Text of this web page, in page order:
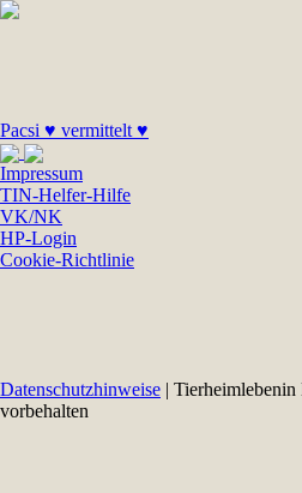
Pacsi ♥ vermittelt ♥
Impressum
TIN-Helfer-Hilfe
VK/NK
HP-Login
Cookie-Richtlinie
Datenschutzhinweise |
vorbehalten